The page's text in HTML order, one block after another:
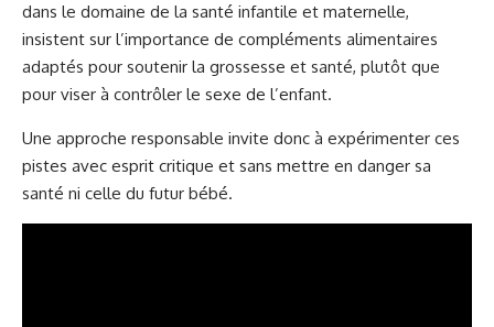
dans le domaine de la santé infantile et maternelle,
insistent sur l’importance de compléments alimentaires
adaptés pour soutenir la grossesse et santé, plutôt que
pour viser à contrôler le sexe de l’enfant.
Une approche responsable invite donc à expérimenter ces
pistes avec esprit critique et sans mettre en danger sa
santé ni celle du futur bébé.